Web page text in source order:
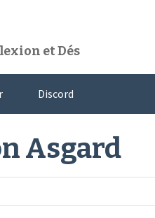
et Dés
Discord
Asgard